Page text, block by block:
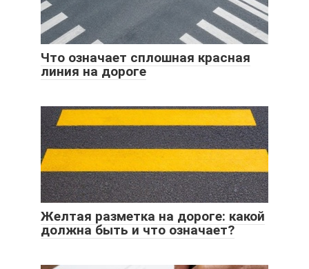
Что означает сплошная красная
линия на дороге
Желтая разметка на дороге: какой
должна быть и что означает?